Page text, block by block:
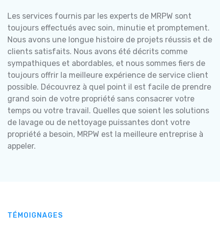
Les services fournis par les experts de MRPW sont
toujours effectués avec soin, minutie et promptement.
Nous avons une longue histoire de projets réussis et de
clients satisfaits. Nous avons été décrits comme
sympathiques et abordables, et nous sommes fiers de
toujours offrir la meilleure expérience de service client
possible. Découvrez à quel point il est facile de prendre
grand soin de votre propriété sans consacrer votre
temps ou votre travail. Quelles que soient les solutions
de lavage ou de nettoyage puissantes dont votre
propriété a besoin, MRPW est la meilleure entreprise à
appeler.
TÉMOIGNAGES